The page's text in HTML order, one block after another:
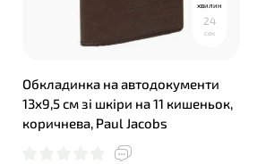
хвилин
23
сек
Обкладинка на автодокументи
13х9,5 см зі шкіри на 11 кишеньок,
коричнева, Paul Jacobs